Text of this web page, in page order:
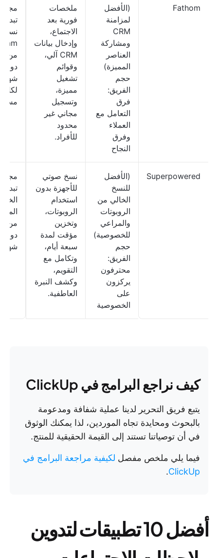
Fathom
(الأفضل
لمزامنة
CRM
ومشاركة
العناصر
المميزة)
حجم
الفريق:
فرق
التعامل مع
العملاء
وفرق
النجاح
ملخصات
فورية بعد
الاجتماع،
وإدخال بيانات
CRM آلي،
وقوائم
تشغيل
مميزة،
وتسجيل
مجاني غير
محدود
للأفراد.
تبدأ
نسخة
دولارًا
لكل
Superpowered
(الأفضل
للنسخ
الخالي من
الروبوتات
والمراعي
للخصوصية)
حجم
الفريق:
محترفون
يركزون
على
الخصوصية
نسخ صوتي
للأجهزة بدون
استخدام
الروبوتات،
وتخزين
مؤقت لمدة
سبعة أيام،
وتكامل مع
التقويم،
وكشف النبرة
العاطفية.
تبدأ
دولارًا
كيف نراجع البرامج في ClickUp
يتبع فريق التحرير لدينا عملية شفافة ومدعومة
بالبحوث ومحايدة تجاه الموردين، لذا يمكنك الوثوق
في أن توصياتنا تستند إلى القيمة الحقيقية للمنتج.
فيما يلي ملخص مفصل لكيفية مراجعة البرامج في
ClickUp
.
أفضل 10 تطبيقات لتدوين